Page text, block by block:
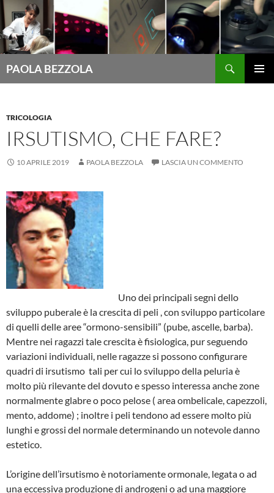
PAOLA BEZZOLA
TRICOLOGIA
IRSUTISMO, CHE FARE?
10 APRILE 2019 PAOLA BEZZOLA LASCIA UN COMMENTO
Uno dei principali segni dello
sviluppo puberale è la crescita di peli , con sviluppo particolare
di quelli delle aree “ormono-sensibili” (pube, ascelle, barba).
Mentre nei ragazzi tale crescita è fisiologica, pur seguendo
variazioni individuali, nelle ragazze si possono configurare
quadri di irsutismo tali per cui lo sviluppo della peluria è
molto più rilevante del dovuto e spesso interessa anche zone
normalmente glabre o poco pelose ( area ombelicale, capezzoli,
mento, addome) ; inoltre i peli tendono ad essere molto più
lunghi e grossi del normale determinando un notevole danno
estetico.
L’origine dell’irsutismo è notoriamente ormonale, legata o ad
una eccessiva produzione di androgeni o ad una maggiore